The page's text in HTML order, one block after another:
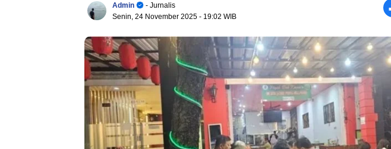
Admin
- Jurnalis
Senin, 24 November 2025 - 19:02 WIB